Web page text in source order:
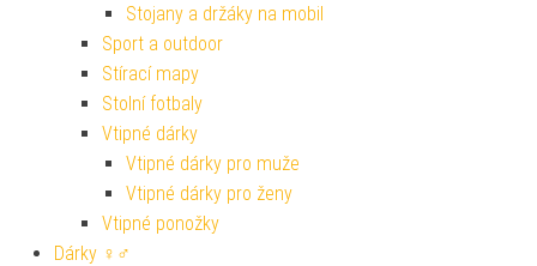
Stojany a držáky na mobil
Sport a outdoor
Stírací mapy
Stolní fotbaly
Vtipné dárky
Vtipné dárky pro muže
Vtipné dárky pro ženy
Vtipné ponožky
Dárky ♀♂